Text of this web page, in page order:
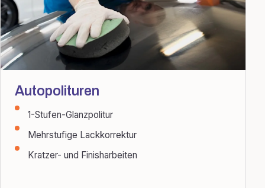
Autopolituren
1-Stufen-Glanzpolitur
Mehrstufige Lackkorrektur
Kratzer- und Finisharbeiten